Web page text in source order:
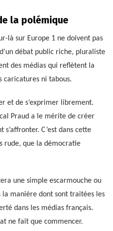
la polémique
là sur Europe 1 ne doivent pas
débat public riche, pluraliste
des médias qui reflètent la
caricatures ni tabous.
et de s’exprimer librement.
Praud a le mérite de créer
s’affronter. C’est dans cette
rude, que la démocratie
une simple escarmouche ou
la manière dont sont traitées les
dans les médias français.
ne fait que commencer.